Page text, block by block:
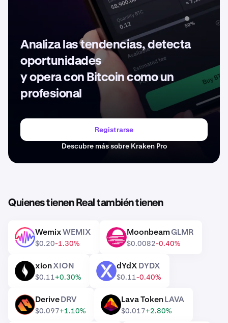
Analiza las tendencias, detecta
oportunidades
y opera con Bitcoin como un
profesional
Registrarse
Descubre más sobre Kraken Pro
Quienes tienen Real también tienen
WEMIX WemixWEMIX
$0.20-1.30%
GLMR MoonbeamGLMR
$0.0082-0.40%
XION xionXION
$0.11+0.30%
DYDX dYdXDYDX
$0.11-0.40%
DRV DeriveDRV
$0.097+1.10%
LAVA Lava TokenLAVA
$0.017+2.80%